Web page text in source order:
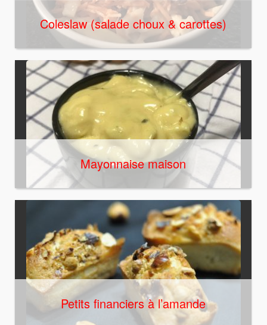
Coleslaw (salade choux & carottes)
Mayonnaise maison
Petits financiers à l’amande